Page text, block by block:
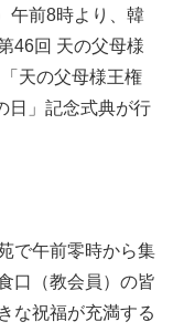
午前8時より、韓
46回 天の父母様
天の父母様王権
日」記念式典が行
で午前零時から集
口（教会員）の皆
な祝福が充満する